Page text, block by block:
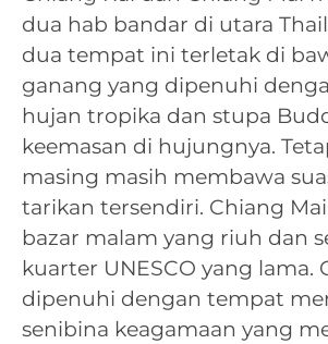
dua hab bandar di utara
dua tempat ini terletak di
ganang yang dipenuhi
hujan tropika dan stupa
keemasan di hujungnya.
masing masih membawa
tarikan tersendiri. Chiang
bazar malam yang riuh dan
kuarter UNESCO yang lama.
dipenuhi dengan tempat
senibina keagamaan yang